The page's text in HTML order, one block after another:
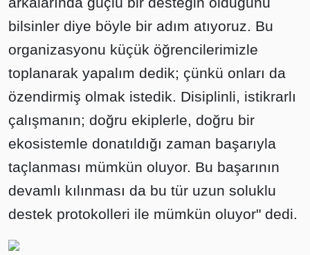
bilsinler diye böyle bir adım atıyoruz. Bu
organizasyonu küçük öğrencilerimizle
toplanarak yapalım dedik; çünkü onları da
özendirmiş olmak istedik. Disiplinli, istikrarlı
çalışmanın; doğru ekiplerle, doğru bir
ekosistemle donatıldığı zaman başarıyla
taçlanması mümkün oluyor. Bu başarının
devamlı kılınması da bu tür uzun soluklu
destek protokolleri ile mümkün oluyor" dedi.